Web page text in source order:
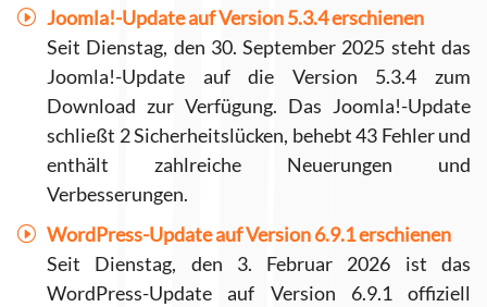
Joomla!-Update auf Version 5.3.4 erschienen
Seit Dienstag, den 30. September 2025 steht das
Joomla!-Update auf die Version 5.3.4 zum
Download zur Verfügung. Das Joomla!-Update
schließt 2 Sicherheitslücken, behebt 43 Fehler und
enthält zahlreiche Neuerungen und
Verbesserungen.
WordPress-Update auf Version 6.9.1 erschienen
Seit Dienstag, den 3. Februar 2026 ist das
WordPress-Update auf Version 6.9.1 offiziell